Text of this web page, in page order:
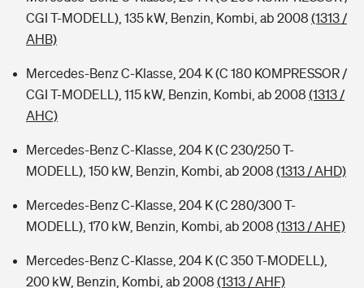
CGI T-MODELL), 135 kW, Benzin, Kombi, ab 2008 (1313 /
AHB)
Mercedes-Benz C-Klasse, 204 K (C 180 KOMPRESSOR /
CGI T-MODELL), 115 kW, Benzin, Kombi, ab 2008 (1313 /
AHC)
Mercedes-Benz C-Klasse, 204 K (C 230/250 T-
MODELL), 150 kW, Benzin, Kombi, ab 2008 (1313 / AHD)
Mercedes-Benz C-Klasse, 204 K (C 280/300 T-
MODELL), 170 kW, Benzin, Kombi, ab 2008 (1313 / AHE)
Mercedes-Benz C-Klasse, 204 K (C 350 T-MODELL),
200 kW, Benzin, Kombi, ab 2008 (1313 / AHF)